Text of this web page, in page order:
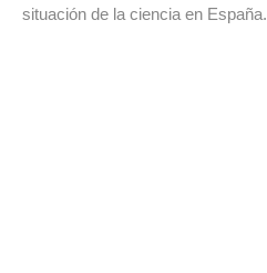
situación de la ciencia en España.